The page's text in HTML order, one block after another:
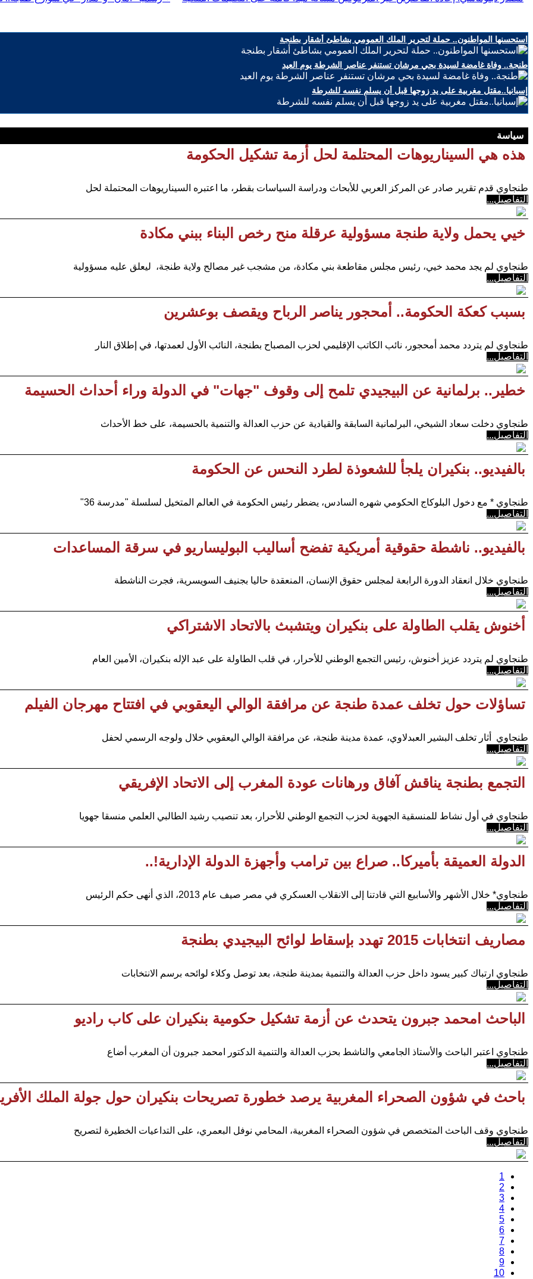
استحسنها المواطنون.. حملة لتحرير الملك العمومي بشاطئ أشقار بطنجة
طنجة.. وفاة غامضة لسيدة بحي مرشان تستنفر عناصر الشرطة يوم العيد
إسبانيا..مقتل مغربية على يد زوجها قبل أن يسلم نفسه للشرطة
سياسة
هذه هي السيناريوهات المحتلمة لحل أزمة تشكيل الحكومة
طنجاوي قدم تقرير صادر عن المركز العربي للأبحاث ودراسة السياسات بقطر، ما اعتبره السيناريوهات المحتملة لحل
التفاصيل...
خيي يحمل ولاية طنجة مسؤولية عرقلة منح رخص البناء ببني مكادة
طنجاوي لم يجد محمد خيي، رئيس مجلس مقاطعة بني مكادة، من مشجب غير مصالح ولاية طنجة، ليعلق عليه مسؤولية
التفاصيل...
بسبب كعكة الحكومة.. أمحجور يناصر الرباح ويقصف بوعشرين
طنجاوي لم يتردد محمد أمحجور، نائب الكاتب الإقليمي لحزب المصباح بطنجة، النائب الأول لعمدتها، في إطلاق النار
التفاصيل...
خطير.. برلمانية عن البيجيدي تلمح إلى وقوف "جهات" في الدولة وراء أحداث الحسيمة
طنجاوي دخلت سعاد الشيخي، البرلمانية السابقة والقيادية عن حزب العدالة والتنمية بالحسيمة، على خط الأحداث
التفاصيل...
بالفيديو.. بنكيران يلجأ للشعوذة لطرد النحس عن الحكومة
طنجاوي * مع دخول البلوكاج الحكومي شهره السادس، يضطر رئيس الحكومة في العالم المتخيل لسلسلة "مدرسة 36"
التفاصيل...
بالفيديو.. ناشطة حقوقية أمريكية تفضح أساليب البوليساريو في سرقة المساعدات
طنجاوي خلال انعقاد الدورة الرابعة لمجلس حقوق الإنسان، المنعقدة حاليا بجنيف السويسرية، فجرت الناشطة
التفاصيل...
أخنوش يقلب الطاولة على بنكيران ويتشبث بالاتحاد الاشتراكي
طنجاوي لم يتردد عزيز أخنوش، رئيس التجمع الوطني للأحرار، في قلب الطاولة على عبد الإله بنكيران، الأمين العام
التفاصيل...
تساؤلات حول تخلف عمدة طنجة عن مرافقة الوالي اليعقوبي في افتتاح مهرجان الفيلم
طنجاوي أثار تخلف البشير العبدلاوي، عمدة مدينة طنجة، عن مرافقة الوالي اليعقوبي خلال ولوجه الرسمي لحفل
التفاصيل...
التجمع بطنجة يناقش آفاق ورهانات عودة المغرب إلى الاتحاد الإفريقي
طنجاوي في أول نشاط للمنسقية الجهوية لحزب التجمع الوطني للأحرار، بعد تنصيب رشيد الطالبي العلمي منسقا جهويا
التفاصيل...
الدولة العميقة بأميركا.. صراع بين ترامب وأجهزة الدولة الإدارية!..
طنجاوي* خلال الأشهر والأسابيع التي قادتنا إلى الانقلاب العسكري في مصر صيف عام 2013، الذي أنهى حكم الرئيس
التفاصيل...
مصاريف انتخابات 2015 تهدد بإسقاط لوائح البيجيدي بطنجة
طنجاوي ارتباك كبير يسود داخل حزب العدالة والتنمية بمدينة طنجة، بعد توصل وكلاء لوائحه برسم الانتخابات
التفاصيل...
الباحث امحمد جبرون يتحدث عن أزمة تشكيل حكومية بنكيران على كاب راديو
طنجاوي اعتبر الباحث والأستاذ الجامعي والناشط بحزب العدالة والتنمية الدكتور امحمد جبرون أن المغرب أضاع
التفاصيل...
باحث في شؤون الصحراء المغربية يرصد خطورة تصريحات بنكيران حول جولة الملك
طنجاوي وقف الباحث المتخصص في شؤون الصحراء المغربية، المحامي نوفل البعمري، على التداعيات الخطيرة لتصريح
التفاصيل...
1
2
3
4
5
6
7
8
9
10